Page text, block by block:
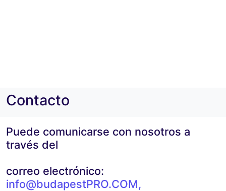
Contacto
Puede comunicarse con nosotros a
través del
correo electrónico:
info@budapestPRO.COM,